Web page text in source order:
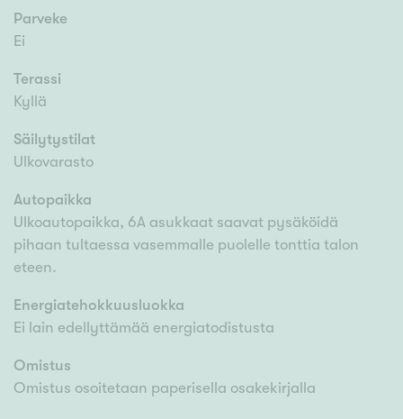
Parveke
Ei
Terassi
Kyllä
Säilytystilat
Ulkovarasto
Autopaikka
Ulkoautopaikka, 6A asukkaat saavat pysäköidä
pihaan tultaessa vasemmalle puolelle tonttia talon
eteen.
Energiatehokkuusluokka
Ei lain edellyttämää energiatodistusta
Omistus
Omistus osoitetaan paperisella osakekirjalla